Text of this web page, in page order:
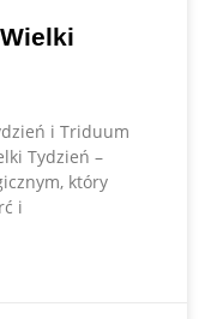
i Triduum
Tydzień –
który
i